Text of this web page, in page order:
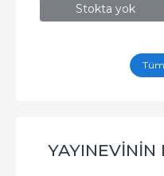
Stokta yok
YAYINEVININ